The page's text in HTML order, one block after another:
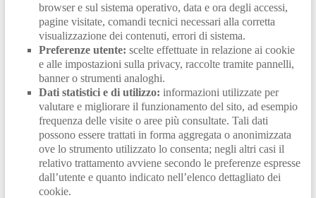
browser e sul sistema operativo, data e ora degli accessi,
pagine visitate, comandi tecnici necessari alla corretta
visualizzazione dei contenuti, errori di sistema.
Preferenze utente: scelte effettuate in relazione ai cookie
e alle impostazioni sulla privacy, raccolte tramite pannelli,
banner o strumenti analoghi.
Dati statistici e di utilizzo: informazioni utilizzate per
valutare e migliorare il funzionamento del sito, ad esempio
frequenza delle visite o aree più consultate. Tali dati
possono essere trattati in forma aggregata o anonimizzata
ove lo strumento utilizzato lo consenta; negli altri casi il
relativo trattamento avviene secondo le preferenze espresse
dall’utente e quanto indicato nell’elenco dettagliato dei
cookie.